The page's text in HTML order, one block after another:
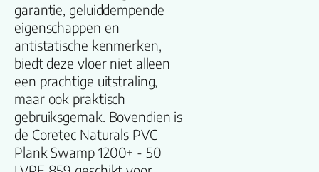
garantie, geluiddempende
eigenschappen en
antistatische kenmerken,
biedt deze vloer niet alleen
een prachtige uitstraling,
maar ook praktisch
gebruiksgemak. Bovendien is
de Coretec Naturals PVC
Plank Swamp 1200+ - 50